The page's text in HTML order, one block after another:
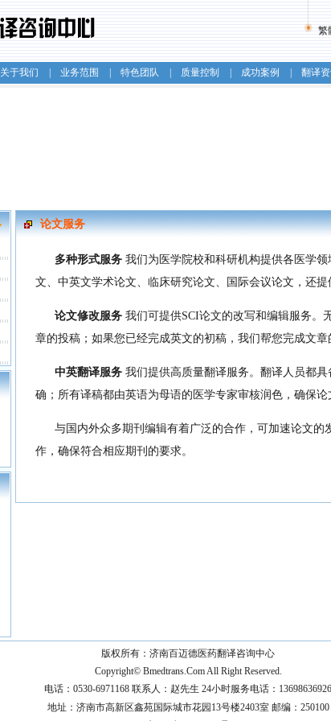
繁
关于我们 业务范围 特色团队 质量控制 成功案例 翻译
论文服务
多种形式服务 我们为医学院校和科研机构提供各医学
文、中英文学术论文、临床研究论文、国际会议论文，还提
论文修改服务 我们可提供SCI论文的改写和编辑服务。
章的投稿；如果您已经完成英文的初稿，我们帮您完成文
中英翻译服务 我们提供高质量翻译服务。翻译人员都
确；所有译稿都由英语为母语的医学专家审核润色，确保论
与国内外众多期刊编辑有着广泛的合作，可加速论文的
作，确保符合相应期刊的要求。
版权所有：济南百迈德医药翻译咨询中心
Copyright© Bmedtrans.ComAll Right Reserved.
电话：0530-6971168 联系人：赵先生 24小时服务电话：13698636926
地址：济南市高新区鑫苑国际城市花园13号楼2403室 邮编：250100